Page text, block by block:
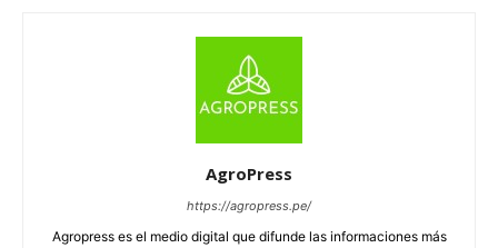
AgroPress
https://agropress.pe/
Agropress es el medio digital que difunde las informaciones más